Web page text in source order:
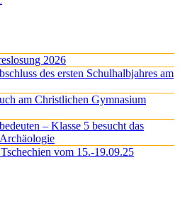
2026
des ersten Schulhalbjahres am
am Christlichen Gymnasium
– Klasse 5 besucht das
vom 15.-19.09.25